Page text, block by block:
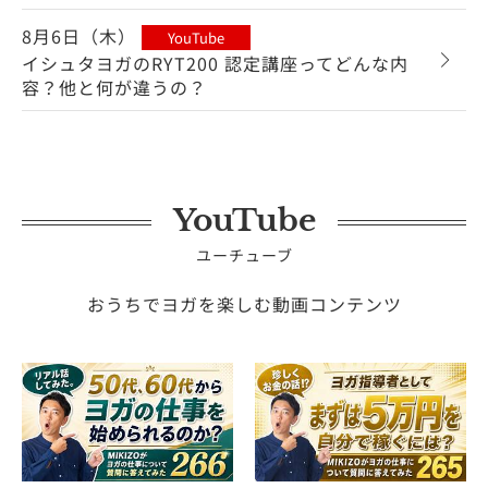
8月6日（木）
YouTube
イシュタヨガのRYT200 認定講座ってどんな内
容？他と何が違うの？
YouTube
ユーチューブ
おうちでヨガを楽しむ動画コンテンツ